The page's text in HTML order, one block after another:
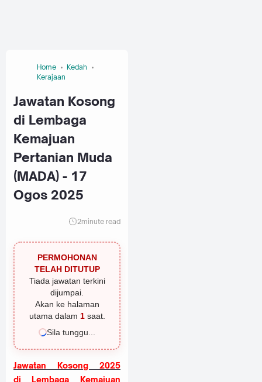
Home
Kedah
Kerajaan
Jawatan Kosong
di Lembaga
Kemajuan
Pertanian Muda
(MADA) - 17
Ogos 2025
2minute read
PERMOHONAN
TELAH DITUTUP
Tiada jawatan terkini
dijumpai.
Akan ke halaman
utama dalam 1saat.
Sila tunggu...
Jawatan Kosong 2025
di Lembaga Kemajuan